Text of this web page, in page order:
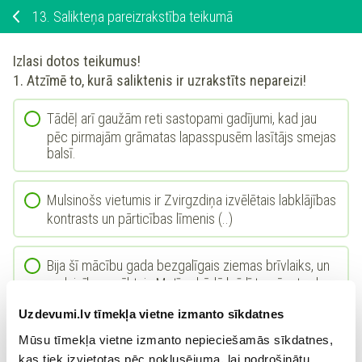
Uzdevumi.lv tīmekļa vietne izmanto sīkdatnes
Mūsu tīmekļa vietne izmanto nepieciešamās sīkdatnes,
kas tiek izvietotas pēc noklusējuma, lai nodrošinātu
13. Salikteņa pareizrakstība teikumā
Izlasi dotos teikumus!
1. Atzīmē to, kurā saliktenis ir uzrakstīts nepareizi!
Tādēļ arī gaužām reti sastopami gadījumi, kad jau
pēc pirmajām grāmatas lapasspusēm lasītājs smejas
balsī.
Mulsinošs vietumis ir Zvirgzdiņa izvēlētais labklājības
kontrasts un pārticības līmenis (..)
Bija šī mācību gada bezgalīgais ziemas brīvlaiks, un
garlaicības māktais Matīss kādā brīdī tomēr atrada
2. Pārraksti nepareizi uzrakstīto teikumu, izlabojot kļūdu!